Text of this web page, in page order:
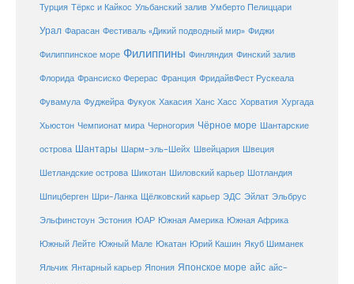
Турция Тёркс и Кайкос Ульбанский залив Умберто Пелиццари
Урал Фарасан Фестиваль «Дикий подводный мир» Фиджи
Филиппинское море Филиппины Финляндия Финский залив
Флорида Франсиско Ферерас Франция ФридайвФест Рускеала
Фувамула Фуджейра Фукуок Хакасия Ханс Хасс Хорватия Хургада
Хьюстон Чемпионат мира Черногория Чёрное море Шантарские
острова Шантары Шарм-эль-Шейх Швейцария Швеция
Шетландские острова Шикотан Шиловский карьер Шотландия
Шпицберген Шри-Ланка Щёлковский карьер ЭДС Эйлат Эльбрус
Эльфинстоун Эстония ЮАР Южная Америка Южная Африка
Южный Лейте Южный Мале Юкатан Юрий Кашин Якуб Шиманек
Яльчик Янтарный карьер Япония Японское море айс айс-